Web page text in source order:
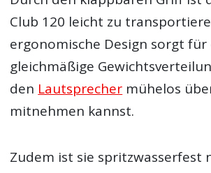
Club 120 leicht zu
ergonomische Design sorgt für
gleichmäßige
den Lautsprecher mühelos
mitnehmen kannst.
Zudem ist sie spritzwasserfest